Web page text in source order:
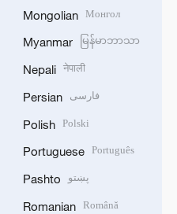
Mongolian Монгол
Myanmar မြန်မာဘာသာ
Nepali नेपाली
Persian فارسی
Polish Polski
Portuguese Português
Pashto پښتو
Romanian Română